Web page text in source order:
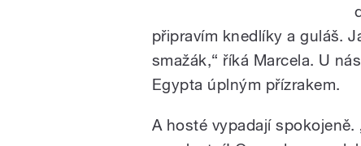
připravím knedlíky a guláš.
smažák,“ říká Marcela. U
Egypta úplným přízrakem.
A hosté vypadají